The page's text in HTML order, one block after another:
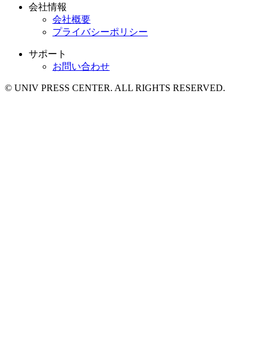
会社情報
会社概要
プライバシーポリシー
サポート
お問い合わせ
© UNIV PRESS CENTER. ALL RIGHTS RESERVED.